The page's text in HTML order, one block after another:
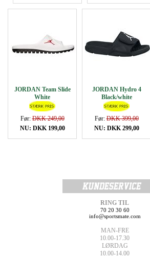
JORDAN Team Slide
White
Før:DKK 249,00
NU: DKK 199,00
JORDAN Hydro 4
Black/white
Før:DKK 399,00
NU: DKK 299,00
RING TIL
70 20 30 60
info@sportsmate.com
MAN-FRE
10.00-17.30
LØRDAG
10.00-14.00